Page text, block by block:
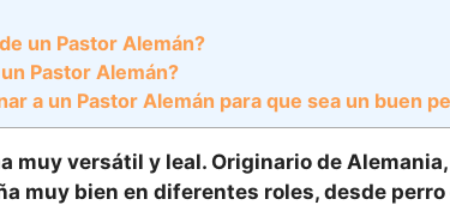
un Pastor Alemán?
Pastor Alemán?
a un Pastor Alemán para que sea un buen
muy versátil y leal. Originario de
muy bien en diferentes roles, desde